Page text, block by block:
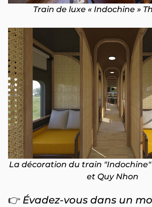
Train de luxe « Indochine »
La décoration du train
et Quy Nhon
👉 Évadez-vous dans un